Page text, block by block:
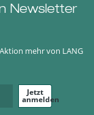
Newsletter
mehr von LANG
Jetzt
anmelden